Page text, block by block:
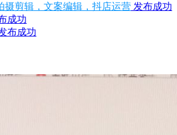
摄剪辑，文案编辑，抖店运营 发布成功
成功
布成功